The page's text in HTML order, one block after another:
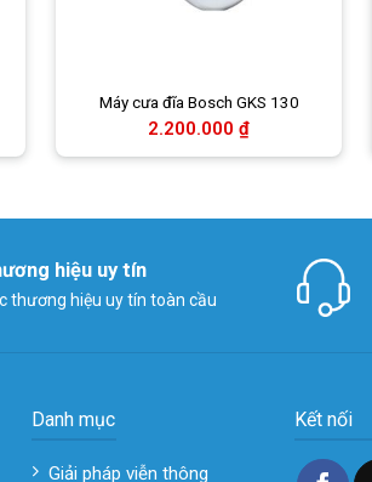
Máy cưa đĩa Bosch GKS 130
2.200.000 ₫
hiệu uy tín
thương hiệu uy tín toàn cầu
Danh mục
Giải pháp viễn thông
Kết nối